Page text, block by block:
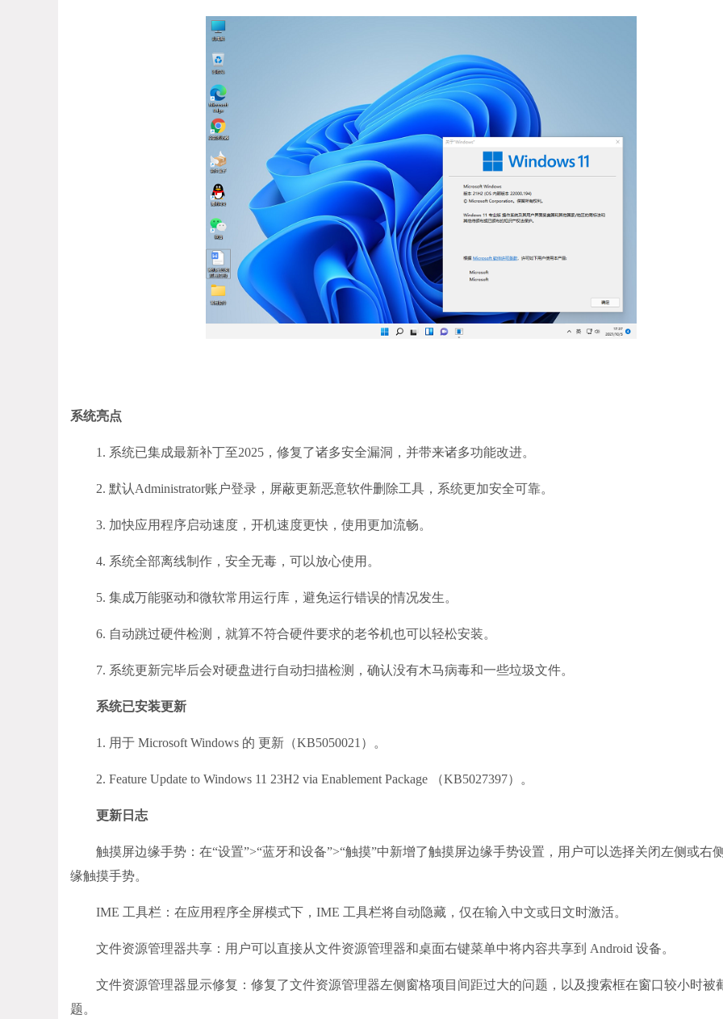
系统亮点
1. 系统已集成最新补丁至2025，修复了诸多安全漏洞，并带来诸多功能改进。
2. 默认Administrator账户登录，屏蔽更新恶意软件删除工具，系统更加安全可靠。
3. 加快应用程序启动速度，开机速度更快，使用更加流畅。
4. 系统全部离线制作，安全无毒，可以放心使用。
5. 集成万能驱动和微软常用运行库，避免运行错误的情况发生。
6. 自动跳过硬件检测，就算不符合硬件要求的老爷机也可以轻松安装。
7. 系统更新完毕后会对硬盘进行自动扫描检测，确认没有木马病毒和一些垃圾文件。
系统已安装更新
1. 用于 Microsoft Windows 的 更新（KB5050021）。
2. Feature Update to Windows 11 23H2 via Enablement Package （KB5027397）。
更新日志
触摸屏边缘手势：在“设置”>“蓝牙和设备”>“触摸”中新增了触摸屏边缘手势设置，用户可以选择关闭左侧或右
缘触摸手势。
IME 工具栏：在应用程序全屏模式下，IME 工具栏将自动隐藏，仅在输入中文或日文时激活。
文件资源管理器共享：用户可以直接从文件资源管理器和桌面右键菜单中将内容共享到 Android 设备。
文件资源管理器显示修复：修复了文件资源管理器左侧窗格项目间距过大的问题，以及搜索框在窗口较小时被
题。